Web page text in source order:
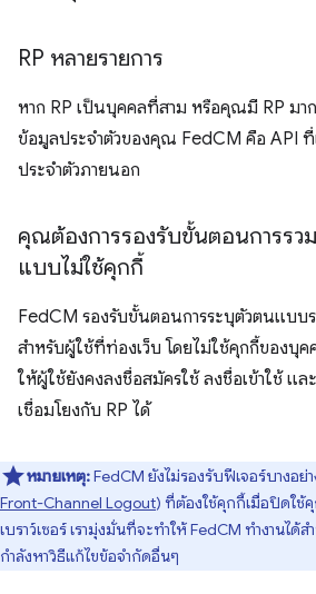
RP หลายรายการ
หาก RP เป็นบุคคลที่สาม หรือคุณมี RP มา
ข้อมูลประจำตัวของคุณ FedCM คือ API
ประจำตัวภายนอก
คุณต้องการรองรับขั้นตอนการรว
แบบไม่ใช้คุกกี้
FedCM รองรับขั้นตอนการระบุตัวตนแบบ
สำหรับผู้ใช้ที่ท่องเว็บ โดยไม่ใช้คุกกี้ของบุ
ให้ผู้ใช้ยังคงลงชื่อสมัครใช้ ลงชื่อเข้าใช้ แ
เชื่อมโยงกับ RP ได้
หมายเหตุ:FedCM ยังไม่รองรับฟีเจอร์บางอย่า
Front-Channel Logout) ที่ต้องใช้คุกกี้เมื่อปิดใช้
เบราว์เซอร์ เรามุ่งมั่นที่จะทำให้ FedCM ทำงานได้
กำลังหาวิธีแก้ไขข้อจำกัดอื่นๆ